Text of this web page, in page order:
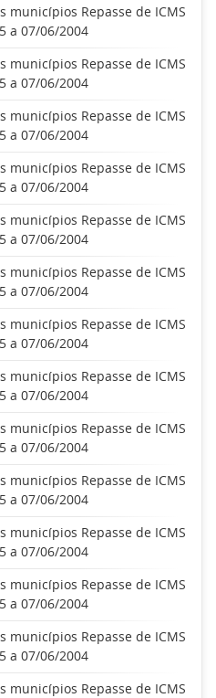
municípios Repasse de ICMS
a 07/06/2004
municípios Repasse de ICMS
a 07/06/2004
municípios Repasse de ICMS
a 07/06/2004
municípios Repasse de ICMS
a 07/06/2004
municípios Repasse de ICMS
a 07/06/2004
municípios Repasse de ICMS
a 07/06/2004
municípios Repasse de ICMS
a 07/06/2004
municípios Repasse de ICMS
a 07/06/2004
municípios Repasse de ICMS
a 07/06/2004
municípios Repasse de ICMS
a 07/06/2004
municípios Repasse de ICMS
a 07/06/2004
municípios Repasse de ICMS
a 07/06/2004
municípios Repasse de ICMS
a 07/06/2004
municípios Repasse de ICMS